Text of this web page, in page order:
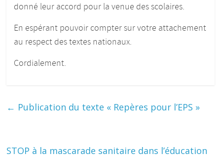
donné leur accord pour la venue des scolaires.
En espérant pouvoir compter sur votre attachement
au respect des textes nationaux.
Cordialement.
← Publication du texte « Repères pour l’EPS »
STOP à la mascarade sanitaire dans l’éducation